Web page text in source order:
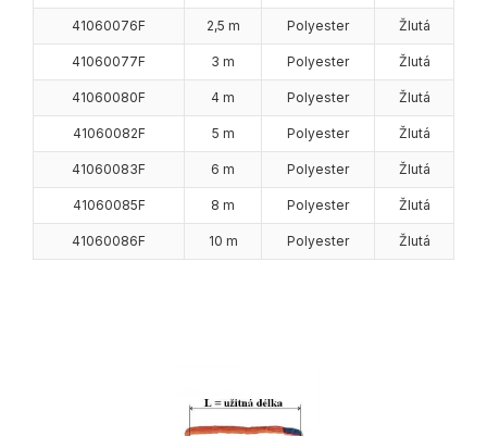
41060076F 2,5 m Polyester Žlutá
41060077F 3 m Polyester Žlutá
41060080F 4 m Polyester Žlutá
41060082F 5 m Polyester Žlutá
41060083F 6 m Polyester Žlutá
41060085F 8 m Polyester Žlutá
41060086F 10 m Polyester Žlutá